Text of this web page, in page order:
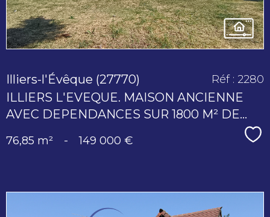
Illiers-l'Évêque (27770)
ILLIERS L'EVEQUE. MAISON ANCIENNE
AVEC DEPENDANCES SUR 1800 M² DE...
Réf : 2280
76,85 m² - 149 000 €